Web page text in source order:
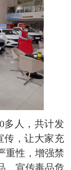
人，共计发
传，让大家充
重性，增强禁
、宣传毒品危